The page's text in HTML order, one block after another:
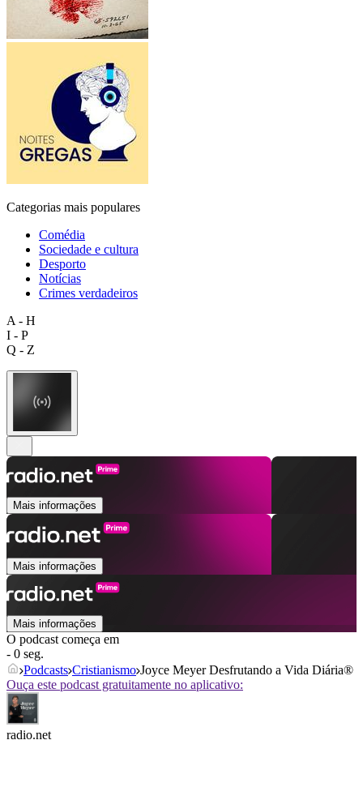
Categorias mais populares
Comédia
Sociedade e cultura
Desporto
Notícias
Crimes verdadeiros
A - H
I - P
Q - Z
Mais informações
Mais informações
Mais informações
O podcast começa em
- 0 seg.
Podcasts Cristianismo Joyce Meyer Desfrutando a Vida Diária®
Ouça este podcast gratuitamente no aplicativo:
radio.net